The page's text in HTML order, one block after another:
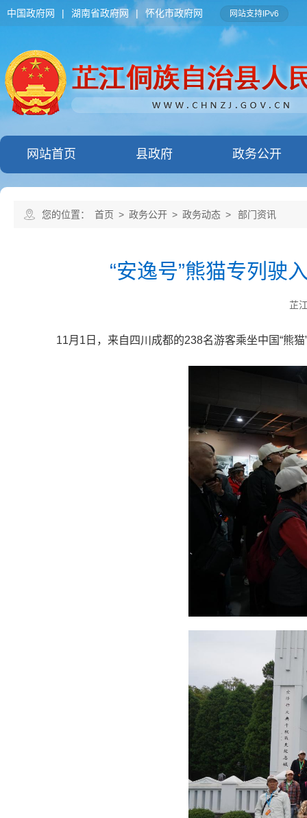
中国政府网 | 湖南省政府网 | 怀化市政府网 网站支持IPv6
网站首页 县政府 政务公开
您的位置： 首页 > 政务公开 > 政务动态 > 部门资讯
“安逸号”熊猫专列驶
芷
11月1日，来自四川成都的238名游客乘坐中国“熊